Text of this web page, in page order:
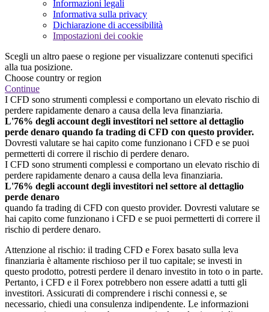
Informazioni legali
Informativa sulla privacy
Dichiarazione di accessibilità
Impostazioni dei cookie
Scegli un altro paese o regione per visualizzare contenuti specifici
alla tua posizione.
Choose country or region
Continue
I CFD sono strumenti complessi e comportano un elevato rischio di
perdere rapidamente denaro a causa della leva finanziaria.
L'76% degli account degli investitori nel settore al dettaglio
perde denaro quando fa trading di CFD con questo provider.
Dovresti valutare se hai capito come funzionano i CFD e se puoi
permetterti di correre il rischio di perdere denaro.
I CFD sono strumenti complessi e comportano un elevato rischio di
perdere rapidamente denaro a causa della leva finanziaria.
L'76% degli account degli investitori nel settore al dettaglio
perde denaro
quando fa trading di CFD con questo provider. Dovresti valutare se
hai capito come funzionano i CFD e se puoi permetterti di correre il
rischio di perdere denaro.
Attenzione al rischio: il trading CFD e Forex basato sulla leva
finanziaria è altamente rischioso per il tuo capitale; se investi in
questo prodotto, potresti perdere il denaro investito in toto o in parte.
Pertanto, i CFD e il Forex potrebbero non essere adatti a tutti gli
investitori. Assicurati di comprendere i rischi connessi e, se
necessario, chiedi una consulenza indipendente. Le informazioni